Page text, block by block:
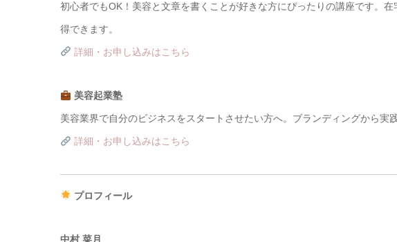
初心者でもOK！美容と文章を書くことが好きな方にぴったりの講座です。
得できます。
詳細・お申し込みはこちら
美容起業塾
美容業界で自分のビジネスをスタートさせたい方へ。ブランディングから実
詳細・お申し込みはこちら
プロフィール
中村 菜月